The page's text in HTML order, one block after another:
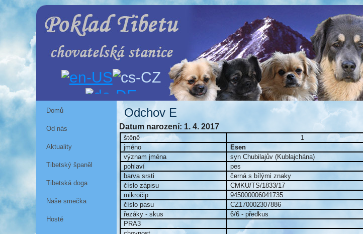
Domů
Od nás
Aktuality
Tibetský španěl
Tibetská doga
Naše smečka
Hosté
Odchov E
Datum narození: 1. 4. 2017
štěně
1
jméno
Esen
význam jména
syn Chubilajův (Kublajchána)
pohlaví
pes
barva srsti
černá s bílými znaky
číslo zápisu
CMKU/TS/1833/17
mikročip
945000006041735
číslo pasu
CZ170002307886
řezáky - skus
6/6 - předkus
PRA3